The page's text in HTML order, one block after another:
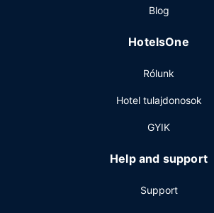
Blog
HotelsOne
Rólunk
Hotel tulajdonosok
GYIK
Help and support
Support